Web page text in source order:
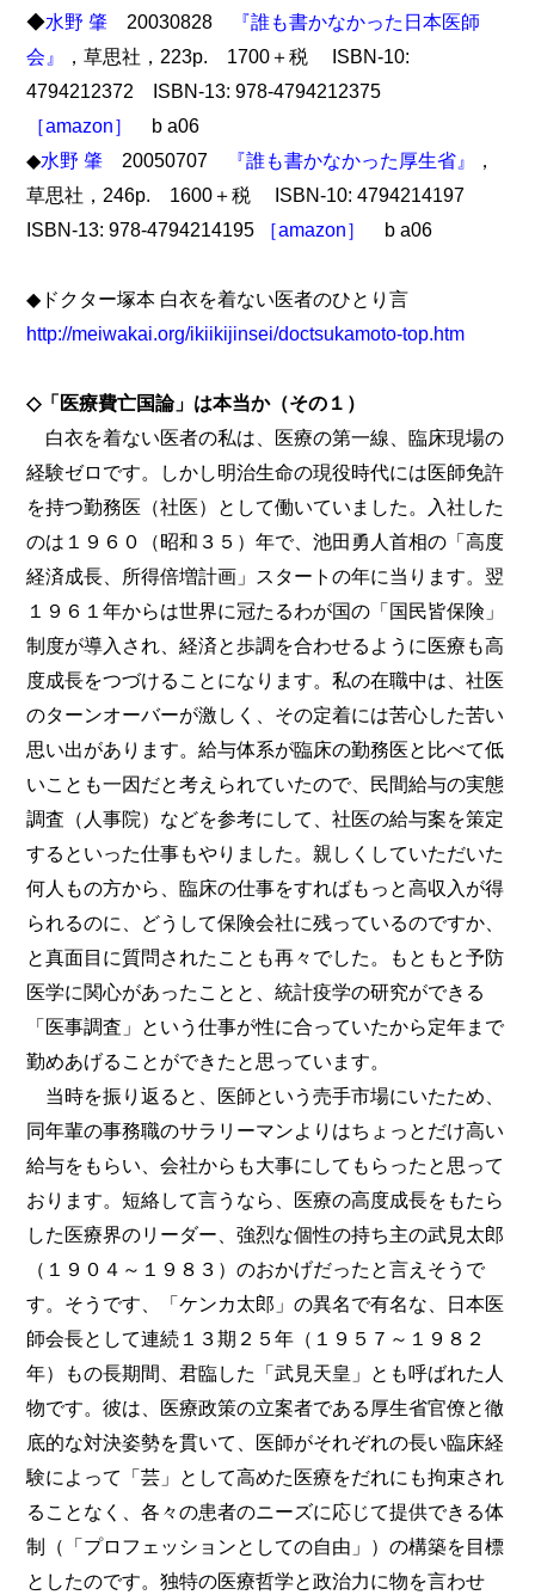
◆水野 肇 20030828
『誰も書かなかった日本医師
会』
，草思社，223p. 1700＋税 ISBN-10:
4794212372 ISBN-13: 978-4794212375
［amazon］
b a06
◆水野 肇 20050707 『誰も書かなかった厚生省』
，
草思社，246p. 1600＋税 ISBN-10: 4794214197
ISBN-13: 978-4794214195
［amazon］ b a06
◆ドクター塚本 白衣を着ない医者のひとり言
http://meiwakai.org/ikiikijinsei/doctsukamoto-top.htm
◇「医療費亡国論」は本当か（その１）
白衣を着ない医者の私は、医療の第一線、臨床現場の
経験ゼロです。しかし明治生命の現役時代には医師免許
を持つ勤務医（社医）として働いていました。入社した
のは１９６０（昭和３５）年で、池田勇人首相の「高度
経済成長、所得倍増計画」スタートの年に当ります。翌
１９６１年からは世界に冠たるわが国の「国民皆保険」
制度が導入され、経済と歩調を合わせるように医療も高
度成長をつづけることになります。私の在職中は、社医
のターンオーバーが激しく、その定着には苦心した苦い
思い出があります。給与体系が臨床の勤務医と比べて低
いことも一因だと考えられていたので、民間給与の実態
調査（人事院）などを参考にして、社医の給与案を策定
するといった仕事もやりました。親しくしていただいた
何人もの方から、臨床の仕事をすればもっと高収入が得
られるのに、どうして保険会社に残っているのですか、
と真面目に質問されたことも再々でした。もともと予防
医学に関心があったことと、統計疫学の研究ができる
「医事調査」という仕事が性に合っていたから定年まで
勤めあげることができたと思っています。
当時を振り返ると、医師という売手市場にいたため、
同年輩の事務職のサラリーマンよりはちょっとだけ高い
給与をもらい、会社からも大事にしてもらったと思って
おります。短絡して言うなら、医療の高度成長をもたら
した医療界のリーダー、強烈な個性の持ち主の武見太郎
（１９０４～１９８３）のおかげだったと言えそうで
す。そうです、「ケンカ太郎」の異名で有名な、日本医
師会長として連続１３期２５年（１９５７～１９８２
年）もの長期間、君臨した「武見天皇」とも呼ばれた人
物です。彼は、医療政策の立案者である厚生省官僚と徹
底的な対決姿勢を貫いて、医師がそれぞれの長い臨床経
験によって「芸」として高めた医療をだれにも拘束され
ることなく、各々の患者のニーズに応じて提供できる体
制（「プロフェッションとしての自由」）の構築を目標
としたのです。独特の医療哲学と政治力に物を言わせ